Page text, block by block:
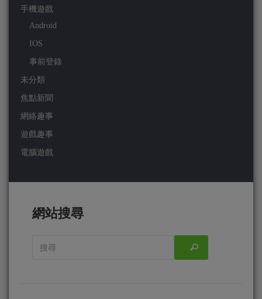
手機遊戲
Android
IOS
事前登錄
未分類
焦點新聞
網絡趣事
遊戲趣事
電腦遊戲
網站搜尋